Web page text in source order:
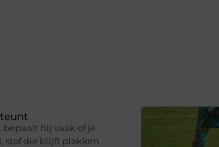
hij vaak of je
stof die blijft plakken